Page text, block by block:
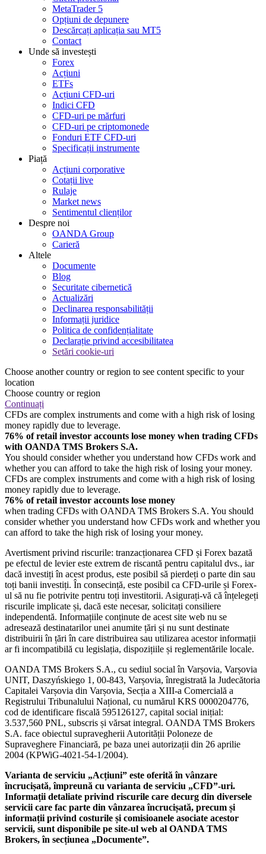
MetaTrader 5
Opțiuni de depunere
Descărcați aplicația sau MT5
Contact
Unde să investești
Forex
Acțiuni
ETFs
Acțiuni CFD-uri
Indici CFD
CFD-uri pe mărfuri
CFD-uri pe criptomonede
Fonduri ETF CFD-uri
Specificații instrumente
Piață
Acțiuni corporative
Cotații live
Rulaje
Market news
Sentimentul clienților
Despre noi
OANDA Group
Carieră
Altele
Documente
Blog
Securitate cibernetică
Actualizări
Declinarea responsabilității
Informații juridice
Politica de confidențialitate
Declarație privind accesibilitatea
Setări cookie-uri
Choose another country or region to see content specific to your
location
Choose country or region
Continuați
CFDs are complex instruments and come with a high risk of losing
money rapidly due to leverage.
76% of retail investor accounts lose money when trading CFDs
with OANDA TMS Brokers S.A.
You should consider whether you understand how CFDs work and
whether you can afford to take the high risk of losing your money.
CFDs are complex instruments and come with a high risk of losing
money rapidly due to leverage.
76% of retail investor accounts lose money
when trading CFDs with OANDA TMS Brokers S.A. You should
consider whether you understand how CFDs work and whether you
can afford to take the high risk of losing your money.
Avertisment privind riscurile: tranzacționarea CFD și Forex bazată
pe efectul de levier este extrem de riscantă pentru capitalul dvs., iar
dacă investiți în acest produs, este posibil să pierdeți o parte din sau
toți banii investiți. În consecință, este posibil ca CFD-urile și Forex-
ul să nu fie potrivite pentru toți investitorii. Asigurați-vă că înțelegeți
riscurile implicate și, dacă este necesar, solicitați consiliere
independentă. Informațiile conținute de acest site web nu se
adresează destinatarilor unei anumite țări și nu sunt destinate
distribuirii în țări în care distribuirea sau utilizarea acestor informații
ar fi incompatibilă cu legislația, dispozițiile și reglementările locale.
OANDA TMS Brokers S.A., cu sediul social în Varșovia, Varșovia
UNIT, Daszyńskiego 1, 00-843, Varșovia, înregistrată la Judecătoria
Capitalei Varșovia din Varșovia, Secția a XIII-a Comercială a
Registrului Tribunalului Național, cu numărul KRS 0000204776,
cod de identificare fiscală 595126127, capital social inițial:
3.537,560 PNL, subscris și vărsat integral. OANDA TMS Brokers
S.A. face obiectul supravegherii Autorității Poloneze de
Supraveghere Financiară, pe baza unei autorizații din 26 aprilie
2004 (KPWiG-4021-54-1/2004).
Varianta de serviciu „Acțiuni” este oferită în vânzare
încrucișată, împreună cu varianta de serviciu „CFD”-uri.
Informații detaliate privind riscurile care decurg din diversele
servicii care fac parte din vânzarea încrucișată, precum și
informații privind costurile și comisioanele asociate acestor
servicii, sunt disponibile pe site-ul web al OANDA TMS
Brokers, în secțiunea „Documente”.